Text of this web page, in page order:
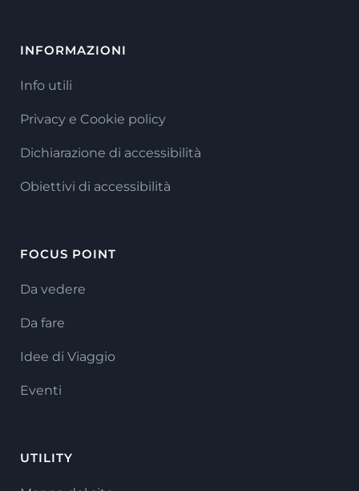
INFORMAZIONI
Info utili
Privacy e Cookie policy
Dichiarazione di accessibilità
Obiettivi di accessibilità
FOCUS POINT
Da vedere
Da fare
Idee di Viaggio
Eventi
UTILITY